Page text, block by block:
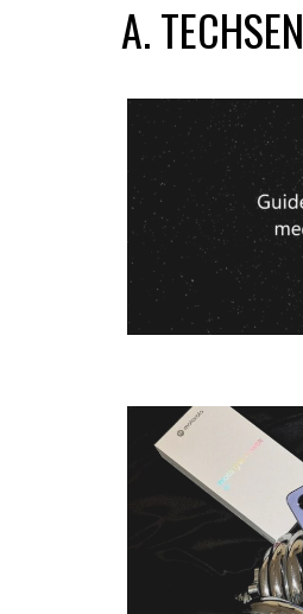
A. TECHSEN